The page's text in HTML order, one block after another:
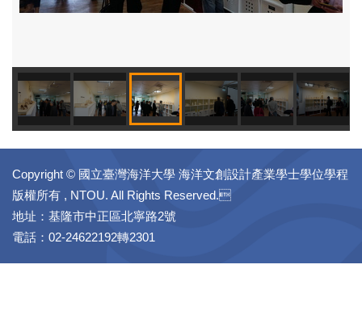
Copyright © 國立臺灣海洋大學 海洋文創設計產業學士學位學程
版權所有 , NTOU. All Rights Reserved.
地址：基隆市中正區北寧路2號
電話：02-24622192轉2301